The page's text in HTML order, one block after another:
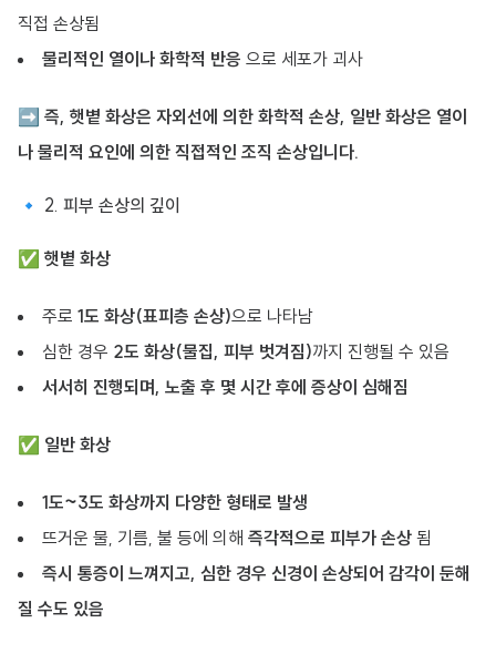
직접 손상됨
물리적인 열이나 화학적 반응 으로 세포가 괴사
➡ 즉, 햇볕 화상은 자외선에 의한 화학적 손상, 일반 화상은 열이
나 물리적 요인에 의한 직접적인 조직 손상입니다.
🔹 2. 피부 손상의 깊이
✅ 햇볕 화상
주로 1도 화상(표피층 손상)으로 나타남
심한 경우 2도 화상(물집, 피부 벗겨짐)까지 진행될 수 있음
서서히 진행되며, 노출 후 몇 시간 후에 증상이 심해짐
✅ 일반 화상
1도~3도 화상까지 다양한 형태로 발생
뜨거운 물, 기름, 불 등에 의해 즉각적으로 피부가 손상 됨
즉시 통증이 느껴지고, 심한 경우 신경이 손상되어 감각이 둔해
질 수도 있음